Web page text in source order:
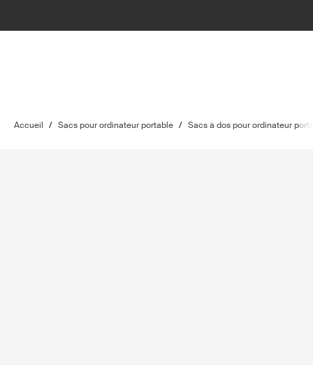
Accueil / Sacs pour ordinateur portable / Sacs à dos pour ordinateur